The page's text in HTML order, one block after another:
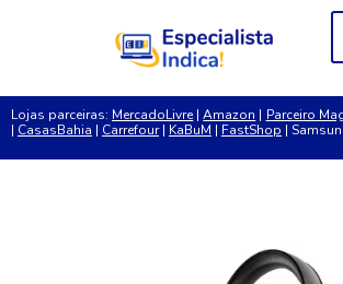
Lojas parceiras: MercadoLivre | Amazon | Parceiro
| CasasBahia | Carrefour| KaBuM | FastShop |